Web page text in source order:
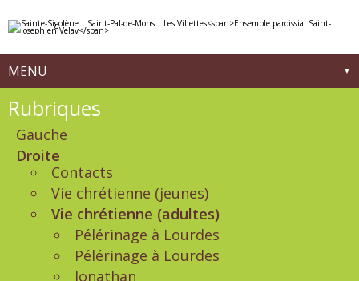
contenu.
la
MENU
Navigation
Rubriques
Gauche
Droite
Contacts
Vie chrétienne (jeunes)
Vie chrétienne (adultes)
Pélérinage à Lourdes
Pélérinage à Lourdes
Jonathan